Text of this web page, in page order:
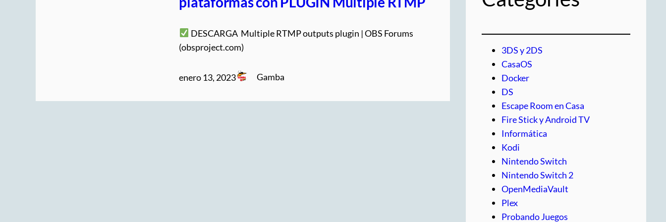
DESCARGA Multiple RTMP outputs plugin | OBS Forums
(obsproject.com)
enero 13, 2023 Gamba
3DS y 2DS
CasaOS
Docker
DS
Escape Room en Casa
Fire Stick y Android TV
Informática
Kodi
Nintendo Switch
Nintendo Switch 2
OpenMediaVault
Plex
Probando Juegos